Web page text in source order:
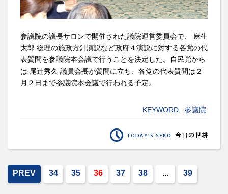
参議院の議長サロンで開催された議院運営委員会で、 麻生
太郎 総理の施政方針演説など政府４演説に対する各党の代
表質問を参議院本会議で行うことを決定した。自民党から
は 尾辻秀久 議員会長が質問に立ち、各党の代表質問は２
月２日まで参議院本会議で行われる予定。
KEYWORD: 参議院
PREV 34 35 36 37 38 ... 39